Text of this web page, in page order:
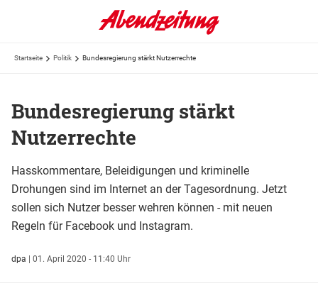
Startseite Politik Bundesregierung stärkt Nutzerrechte
Bundesregierung stärkt
Nutzerrechte
Hasskommentare, Beleidigungen und kriminelle
Drohungen sind im Internet an der Tagesordnung. Jetzt
sollen sich Nutzer besser wehren können - mit neuen
Regeln für Facebook und Instagram.
dpa | 01. April 2020 - 11:40 Uhr